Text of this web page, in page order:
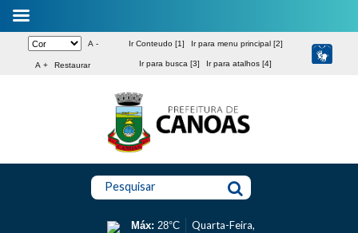
A -
A + Restaurar
Ir Conteudo [1] Ir para menu principal [2]
Ir para busca [3] Ir para atalhos [4]
Pesquisar
Máx: 28°C
Quarta-Feira,